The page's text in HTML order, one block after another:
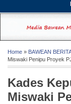
Home » BAWEAN BERITA
Miswaki Penipu Proyek
Kades
Miswaki